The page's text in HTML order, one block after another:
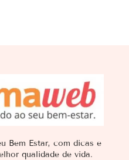
Bem Estar, com dicas e
qualidade de vida.